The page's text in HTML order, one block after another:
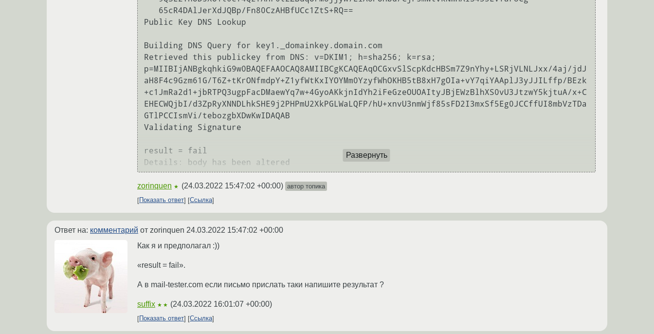
Public Key DNS Lookup
Building DNS Query for key1._domainkey.domain.com
Retrieved this publickey from DNS: v=DKIM1; h=sha256; k=rsa;
p=MIIBIjANBgkqhkiG9w0BAQEFAAOCAQ8AMIIBCgKCAQEAqOCGxvSlScpKdcHBSm7Z9nYhy+LSRjVLNLJxx/4aj/jdJ
aH8F4c9Gzm61G/T6Z+tKrONfmdpY+Z1yfWtKxIYOYMm0YzyfWhOKHB5tB8xH7gOIa+vY7qiYAAplJ3yJJILffp/BEzk
+c1JmRa2d1+jbRTPQ3ugpFacDMaewYq7w+4GyoAKkjnIdYh2iFeGzeOUOAItyJBjEWzBlhXS0vU3JtzwY5kjtuA/x+C
EHECWQjbI/d3ZpRyXNNDLhkSHE9j2PHPmU2XkPGLWaLQFP/hU+xnvU3nmWjf85sFD2I3mxSf5Eg0JCCffUI8mbVzTDa
GTlPCCIsmVi/tebozgbXDwKwIDAQAB
Validating Signature
result = fail
Развернуть
zorinquen ★ (24.03.2022 15:47:02 +00:00) автор топика
Показать ответ
Ссылка
Ответ на: комментарий от zorinquen 24.03.2022 15:47:02 +00:00
Как я и предполагал :))
«result = fail».
А в mail-tester.com если письмо прислать таки напишите результат ?
suffix ★★ (24.03.2022 16:01:07 +00:00)
Показать ответ Ссылка